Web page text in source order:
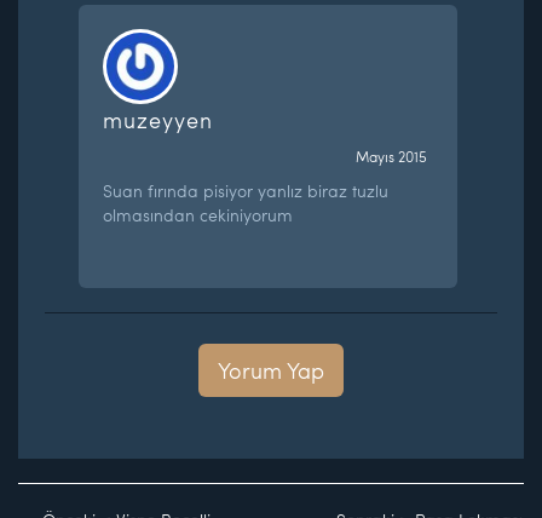
muzeyyen
Mayıs 2015
Suan fırında pisiyor yanlız biraz tuzlu
olmasından cekiniyorum
Yorum Yap